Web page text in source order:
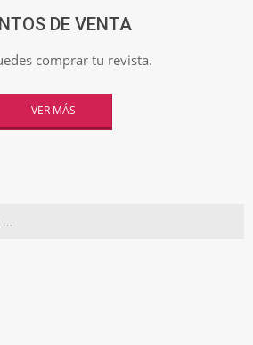
DE VENTA
comprar tu revista.
VER MÁS